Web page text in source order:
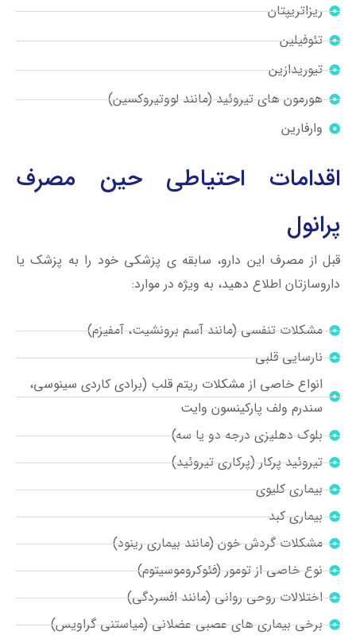
ریزاتریپتان
تئوفیلین
تیوریدازین
هورمون های تیروئید (مانند لووتیروکسین)
وارفارین
اقدامات احتیاطی حین مصرف
پرانول
قبل از مصرف این دارو، سابقه ی پزشکی خود را به پزشک یا
داروسازتان اطلاع دهید، به ویژه در موارد:
مشکلات تنفسی (مانند آسم برونشیت، آمفیزم)
نارسایی قلبی
انواع خاصی از مشکلات ریتم قلب (برادی کاردی سینوسی،
سندرم ولف پارکینسون وایت
بلوک دهلیزی درجه دو یا سه)
تیروئید پرکار (پرکاری تیروئید)
بیماری کلیوی
بیماری کبد
مشکلات گردش خون (مانند بیماری رینود)
نوع خاصی از تومور (فئوکروموسیتوم)
اختلالات روحی روانی (مانند افسردگی)
برخی بیماری های عصبی عضلانی (میاستنی گراویس)